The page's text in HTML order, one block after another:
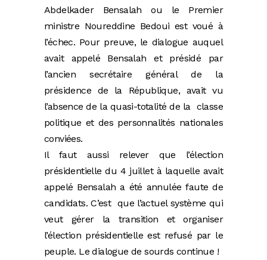
Abdelkader Bensalah ou le Premier
ministre Noureddine Bedoui est voué à
l’échec. Pour preuve, le dialogue auquel
avait appelé Bensalah et présidé par
l’ancien secrétaire général de la
présidence de la République, avait vu
l’absence de la quasi-totalité de la classe
politique et des personnalités nationales
conviées.
Il faut aussi relever que l’élection
présidentielle du 4 juillet à laquelle avait
appelé Bensalah a été annulée faute de
candidats. C’est que l’actuel système qui
veut gérer la transition et organiser
l’élection présidentielle est refusé par le
peuple. Le dialogue de sourds continue !